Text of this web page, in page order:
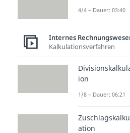
So hilft sie
dabei,
diese
viel
welche
4/4 – Dauer: 03:40
Internes
Kalkulationsverfahren
ion
1/8 – Dauer: 06:21
ation